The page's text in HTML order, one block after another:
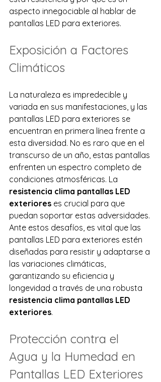
aspecto innegociable al hablar de
pantallas LED para exteriores.
Exposición a Factores
Climáticos
La naturaleza es impredecible y
variada en sus manifestaciones, y las
pantallas LED para exteriores se
encuentran en primera línea frente a
esta diversidad. No es raro que en el
transcurso de un año, estas pantallas
enfrenten un espectro completo de
condiciones atmosféricas. La
resistencia clima pantallas LED
exteriores es crucial para que
puedan soportar estas adversidades.
Ante estos desafíos, es vital que las
pantallas LED para exteriores estén
diseñadas para resistir y adaptarse a
las variaciones climáticas,
garantizando su eficiencia y
longevidad a través de una robusta
resistencia clima pantallas LED
exteriores.
Protección contra el
Agua y la Humedad en
Pantallas LED Exteriores